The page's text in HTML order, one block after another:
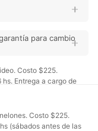
para cambio
Costo $225.
Entrega a cargo de
Costo $225.
(sábados antes de las